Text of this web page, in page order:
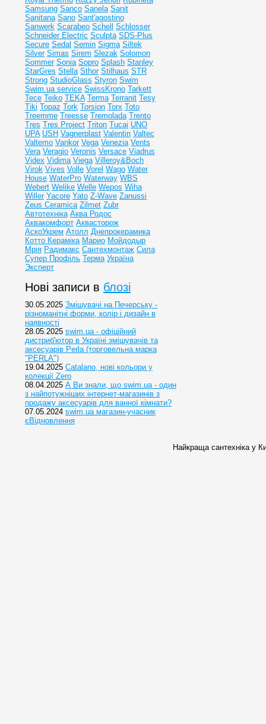
Samsung Sanco Sanela Sanit
Sanitana Sano Sant'agostino
Sanwerk Scarabeo Schell
Schlosser
Schneider Electric Sculpta SDS-Plus
Secure Sedal Semin Sigma Siltek
Silver Simas Sirem Slezak Solomon
Sommer Sonia Sopro Splash Stanley
StarGres Stella Sthor Stilhaus STR
Strong StudioGlass Styron Swim
Swim.ua service SwissKrono Tarkett
Tece Teiko TEKA Terma Terranit Tesy
Tiki Topaz Tork Torsion Torx Toto
Treemme Treesse Tremolada Trento
Tres Tres Project Triton Tucai UNO
UPA USH Vagnerplast Valentin Valtec
Valtemo Vankor Vega Venezia Vents
Vera Veragio Veronis Versace Viadrus
Videx Vidima Viega Villeroy&Boch
Virok Vives Volle Vorel Wago Water
House WaterPro Waterway WBS
Webert Welike Welle Wepos Wiha
Willer Yacore Yato Z-Wave Zanussi
Zeus Ceramica Zilmet Zubr
Автотехніка Аква Родос
Аквакомфорт Аквасторож
АскоУкрем Атолл Днепрокерамика
Котто Кераміка Марио Мойдодыр
Мрія Радимакс Сантехмонтаж Сила
Супер Профіль Терма Україна
Эксперт
Нові записи в блозі
30.05.2025 Змішувачі на Печерську -
різноманітні форми, колір і дизайн в
наявності
28.05.2025 swim.ua - офіційний
дистриб'ютор в Україні змішувачів та
аксесуарів Perla (торговельна марка
"PERLA")
19.04.2025 Catalano, нові кольори у
колекції Zero
08.04.2025 А Ви знали, що swim.ua - один
з найпотужніших інтернет-магазинів з
продажу аксесуарів для ванної кімнати?
07.05.2024 swim.ua магазин-учасник
єВідновлення
Найкраща сантехніка у